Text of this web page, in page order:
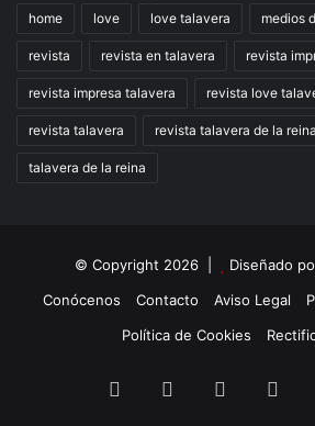
home love love talavera medios
revista revista en talavera revista
revista impresa talavera revista love
revista talavera revista talavera de la reina
talavera de la reina
© Copyright 2026 | Diseñado
Conócenos
Contacto Aviso Legal
Política de Cookies
Facebook LinkedIn